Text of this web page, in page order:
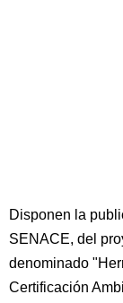
Disponen la
SENACE, del
denominado
Certificación